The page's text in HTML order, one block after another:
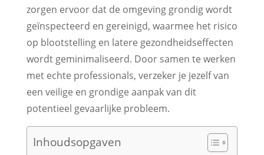
zorgen ervoor dat de omgeving grondig wordt
geïnspecteerd en gereinigd, waarmee het risico
op blootstelling en latere gezondheidseffecten
wordt geminimaliseerd. Door samen te werken
met echte professionals, verzeker je jezelf van
een veilige en grondige aanpak van dit
potentieel gevaarlijke probleem.
Inhoudsopgaven